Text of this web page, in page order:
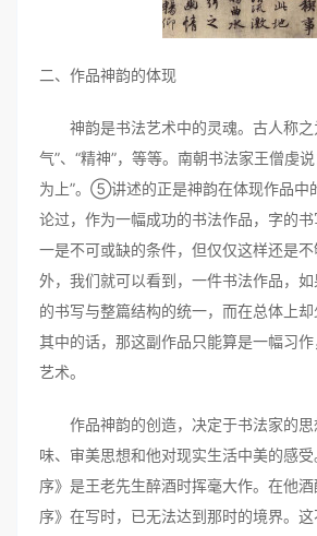
二、作品神韵的体现
神韵是书法艺术中的灵魂。古人称之
气”、“精神”，等等。南朝书法家王僧虔
为上”。⑤讲述的正是神韵在体现作品中
论过，作为一幅成功的书法作品，字的
一是不可或缺的条件，但仅仅这样还是
外，我们就可以看到，一件书法作品，
的书写与整篇结构的统一，而在总体上
其中的话，那这副作品只能算是一幅习
艺术。
作品神韵的创造，决定于书法家的思
味、审美思想和他对现实生活中美的感
序》是王老先生醉酒时挥毫大作。在他
序》在写时，已无法达到那时的境界。